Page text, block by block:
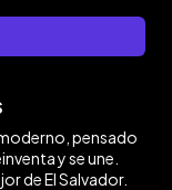
pensado
y se une.
de El Salvador.